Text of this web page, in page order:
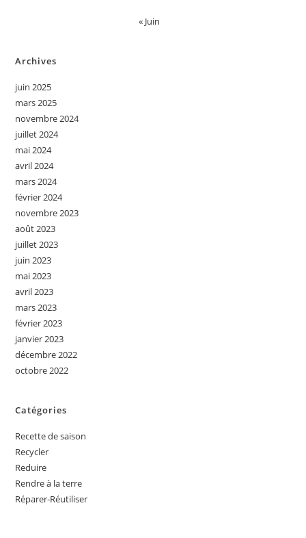
« Juin
Archives
juin 2025
mars 2025
novembre 2024
juillet 2024
mai 2024
avril 2024
mars 2024
février 2024
novembre 2023
août 2023
juillet 2023
juin 2023
mai 2023
avril 2023
mars 2023
février 2023
janvier 2023
décembre 2022
octobre 2022
Catégories
Recette de saison
Recycler
Reduire
Rendre à la terre
Réparer-Réutiliser